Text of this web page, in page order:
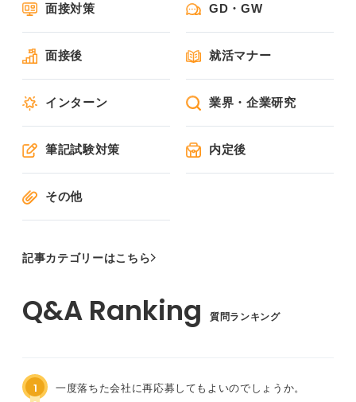
面接対策 GD・GW
面接後 就活マナー
インターン 業界・企業研究
筆記試験対策 内定後
その他
記事カテゴリーはこちら
質問ランキング
1 一度落ちた会社に再応募してもよいのでしょうか。